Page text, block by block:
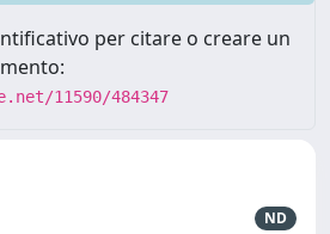
per citare o creare un
11590/484347
ND